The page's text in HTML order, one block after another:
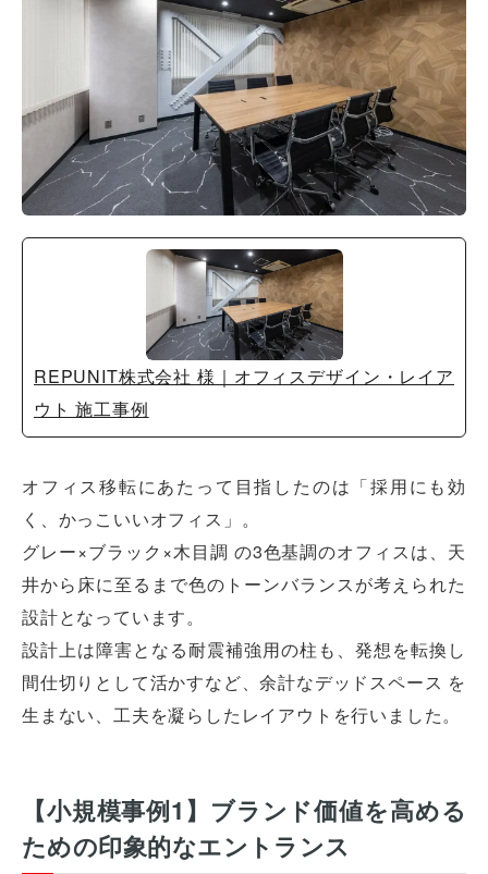
REPUNIT株式会社 様｜オフィスデザイン・レイア
ウト 施工事例
オフィス移転にあたって目指したのは「採用にも効
く、かっこいいオフィス」。
グレー×ブラック×木目調 の3色基調のオフィスは、天
井から床に至るまで色のトーンバランスが考えられた
設計となっています。
設計上は障害となる耐震補強用の柱も、発想を転換し
間仕切りとして活かすなど、余計なデッドスペース を
生まない、工夫を凝らしたレイアウトを行いました。
【小規模事例1】ブランド価値を高める
ための印象的なエントランス